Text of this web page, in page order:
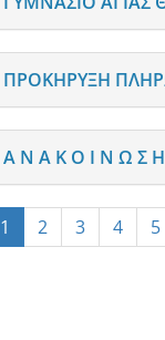
ΠΡΟΚΗΡΥΞΗ
Α Ν Α Κ Ο Ι Ν Ω Σ Η
1 2 3 4 5